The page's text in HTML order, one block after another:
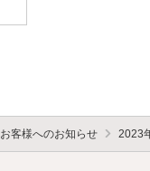
お客様へのお知らせ 2023